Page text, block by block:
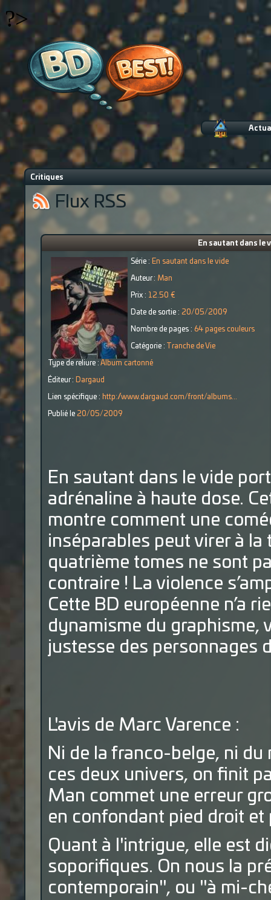
?>
Critiques
Flux RSS
En sautant dans le
Série : En sautant dans le vide
Auteur : Man
Prix : 12.50 €
Date de sortie : 20/05/2009
Nombre de pages : 64 pages couleurs
Catégorie : Tranche de Vie
Type de reliure : Album cartonné
Éditeur : Dargaud
Lien spécifique : http://www.dargaud.com/front/albums...
Publié le 20/05/2009
En sautant dans le vide
adrénaline à haute dose.
montre comment une
inséparables peut virer à la
quatrième tomes ne sont
contraire ! La violence
Cette BD européenne n’a
dynamisme du graphisme,
justesse des personnages
L'avis de Marc Varence :
Ni de la franco-belge, ni du
ces deux univers, on finit
Man commet une erreur
en confondant pied droit et
Quant à l'intrigue, elle est
soporifiques. On nous la
contemporain", ou "à mi-